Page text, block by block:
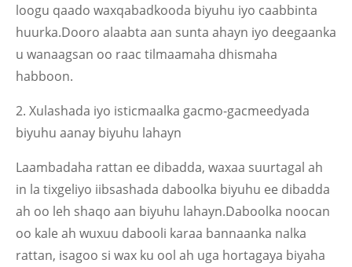
loogu qaado waxqabadkooda biyuhu iyo caabbinta
huurka.Dooro alaabta aan sunta ahayn iyo deegaanka
u wanaagsan oo raac tilmaamaha dhismaha
habboon.
2. Xulashada iyo isticmaalka gacmo-gacmeedyada
biyuhu aanay biyuhu lahayn
Laambadaha rattan ee dibadda, waxaa suurtagal ah
in la tixgeliyo iibsashada daboolka biyuhu ee dibadda
ah oo leh shaqo aan biyuhu lahayn.Daboolka noocan
oo kale ah wuxuu dabooli karaa bannaanka nalka
rattan, isagoo si wax ku ool ah uga hortagaya biyaha